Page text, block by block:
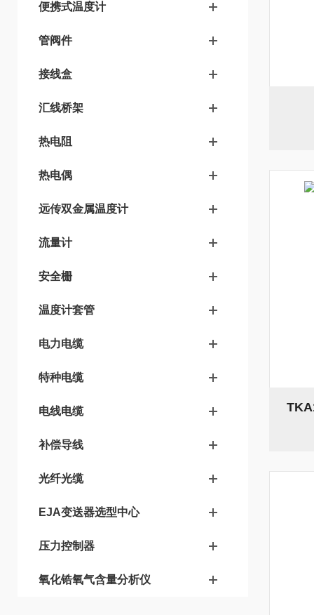
便携式温度计
管阀件
接线盒
汇线桥架
热电阻
热电偶
远传双金属温度计
流量计
安全栅
温度计套管
电力电缆
特种电缆
电线电缆
补偿导线
光纤光缆
EJA变送器选型中心
压力控制器
氧化锆氧气含量分析仪